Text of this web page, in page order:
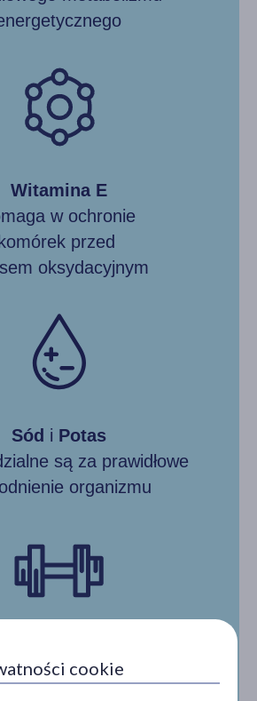
Witamina E
w ochronie
przed
oksydacyjnym
Sód i Potas
są za prawidłowe
organizmu
w prawidłowym
cookie